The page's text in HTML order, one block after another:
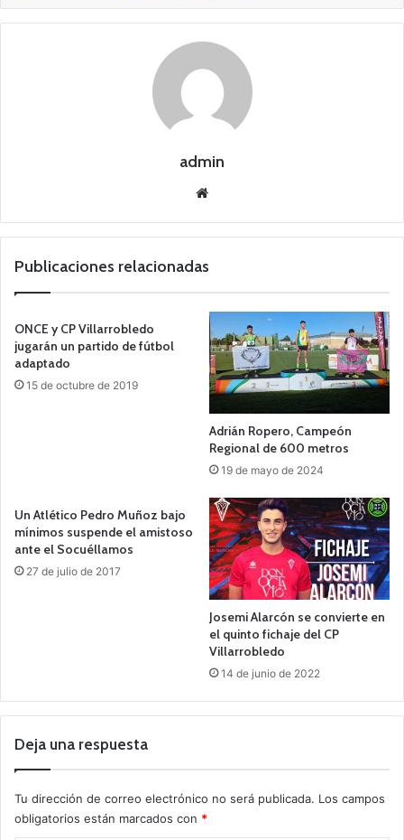
admin
we
Publicaciones relacionadas
ONCE y CP Villarrobledo
jugarán un partido de fútbol
adaptado
15 de octubre de 2019
Adrián Ropero, Campeón
Regional de 600 metros
19 de mayo de 2024
Un Atlético Pedro Muñoz bajo
mínimos suspende el amistoso
ante el Socuéllamos
27 de julio de 2017
Josemi Alarcón se convierte en
el quinto fichaje del CP
Villarrobledo
14 de junio de 2022
Deja una respuesta
Tu dirección de correo electrónico no será publicada. Los campos
obligatorios están marcados con *